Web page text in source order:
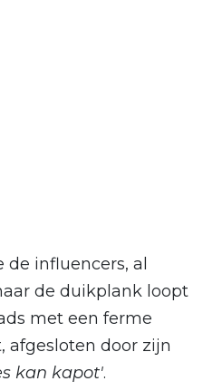
influencers, al
de duikplank loopt
met een ferme
afgesloten door zijn
kan kapot'.